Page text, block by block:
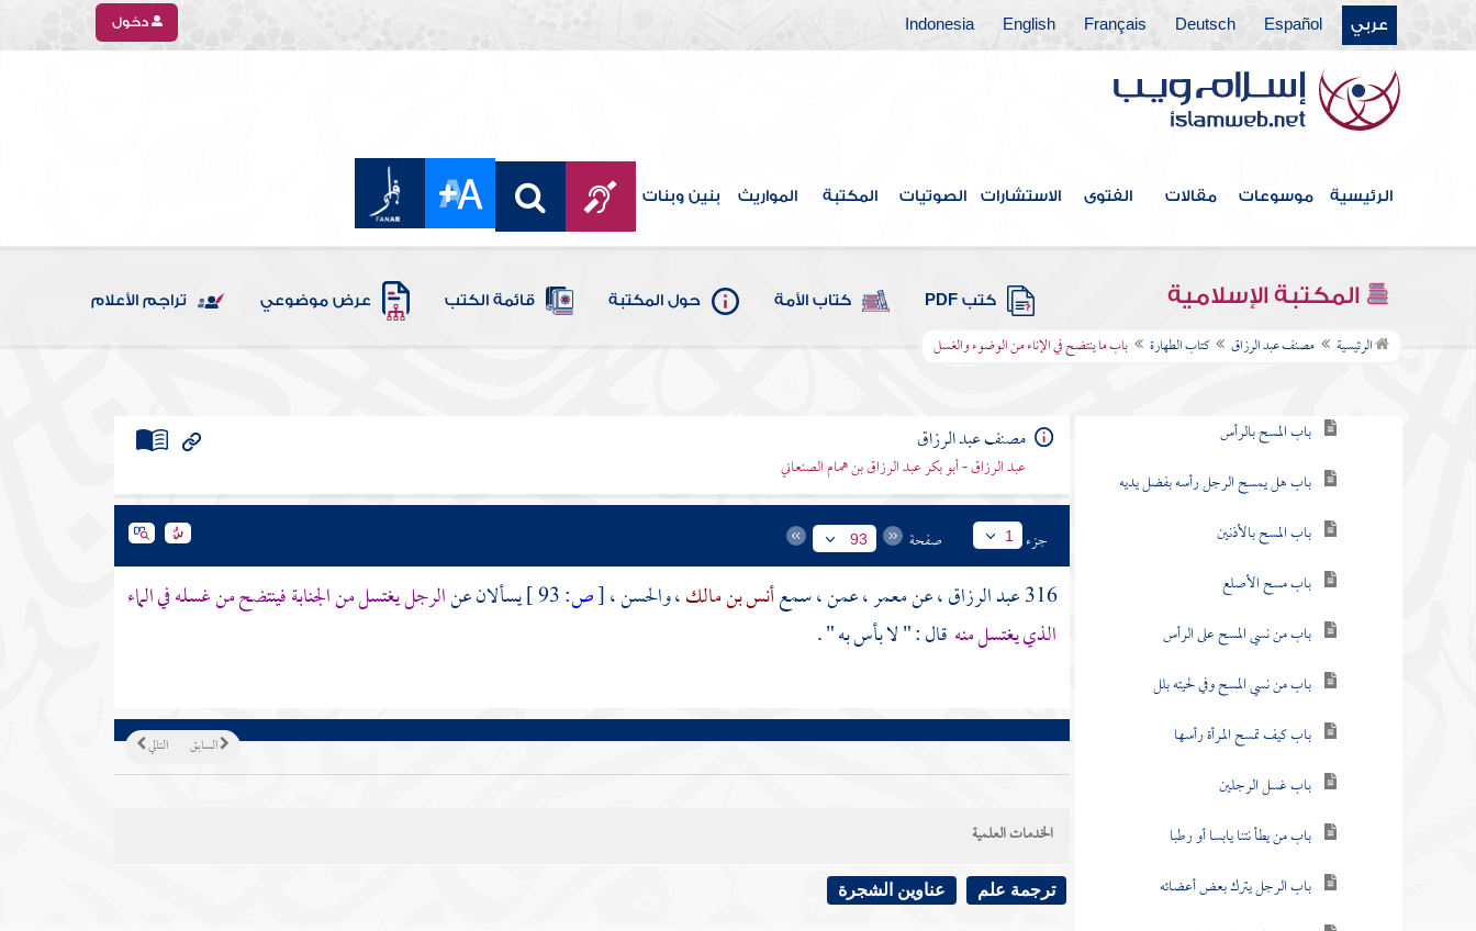
عربي Español
Deutsch
Français
English
Indonesia دخول
الرئيسية موسوعات مقالات الفتوى الاستشارات الصوتيات المكتبة المواريث بنين وبنات
المكتبة الإسلامية كتب PDF كتاب الأمة حول المكتبة قائمة الكتب عرض موضوعي تراجم الأعلام
الرئيسية مصنف عبد الرزاق كتاب الطهارة باب ما ينتضح في الإناء من الوضوء والغسل
فهرس الكتاب
كتاب الطهارة
باب المسح بالرأس
باب هل يمسح الرجل رأسه بفضل يديه
باب المسح بالأذنين
باب مسح الأصلع
باب من نسي المسح على الرأس
باب من نسي المسح وفي لحيته بلل
باب كيف تمسح المرأة رأسها
باب غسل الرجلين
باب من يطأ نتنا يابسا أو رطبا
باب الرجل يترك بعض أعضائه
مصنف عبد الرزاق
عبد الرزاق - أبو بكر عبد الرزاق بن همام الصنعاني
جزء 1 صفحة 93
316عبد الرزاق، عنمعمر، عمن ، سمعأنس بن مالك،والحسن،[ص: يسألان عنالرجل يغتسل من الجنابة فينتضح من غسله في الماء
الذي يغتسل منه قال : " لا بأس به " .
التالي السابق
الخدمات العلمية
ترجمة علم عناوين الشجرة